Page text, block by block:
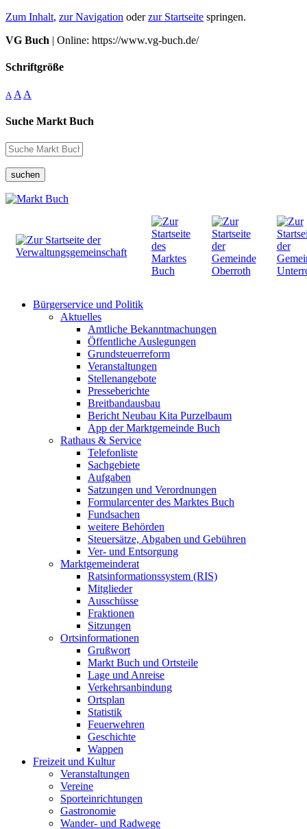
Zum Inhalt, zur Navigation oderzur Startseite springen.
VG Buch | Online: https://www.vg-buch.de/
Schriftgröße
A A A
Suche Markt Buch
suchen
Bürgerservice und Politik
Aktuelles
Amtliche Bekanntmachungen
Öffentliche Auslegungen
Grundsteuerreform
Veranstaltungen
Stellenangebote
Presseberichte
Breitbandausbau
Bericht Neubau Kita Purzelbaum
App der Marktgemeinde Buch
Rathaus & Service
Telefonliste
Sachgebiete
Aufgaben
Satzungen und Verordnungen
Formularcenter des Marktes Buch
Fundsachen
weitere Behörden
Steuersätze, Abgaben und Gebühren
Ver- und Entsorgung
Marktgemeinderat
Ratsinformationssystem (RIS)
Mitglieder
Ausschüsse
Fraktionen
Sitzungen
Ortsinformationen
Grußwort
Markt Buch und Ortsteile
Lage und Anreise
Verkehrsanbindung
Ortsplan
Statistik
Feuerwehren
Geschichte
Wappen
Freizeit und Kultur
Veranstaltungen
Vereine
Sporteinrichtungen
Gastronomie
Wander- und Radwege